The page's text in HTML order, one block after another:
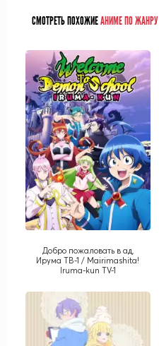
СМОТРЕТЬ ПОХОЖИЕАНИМЕ ПО ЖАНРУ
Добро пожаловать в ад,
Ирума ТВ-1 / Mairimashita!
Iruma-kun TV-1